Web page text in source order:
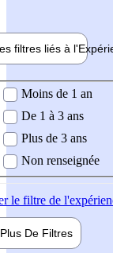
filtres liés à l'
demandée
Moins de 1 an
De 1 à 3 ans
Plus de 3 ans
Non renseignée
le filtre de
Plus De Filtres